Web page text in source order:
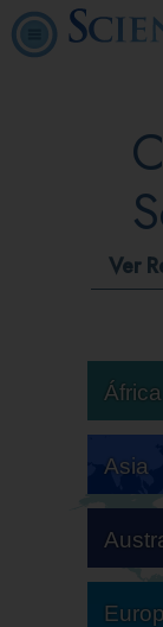
Ver
África
Asia